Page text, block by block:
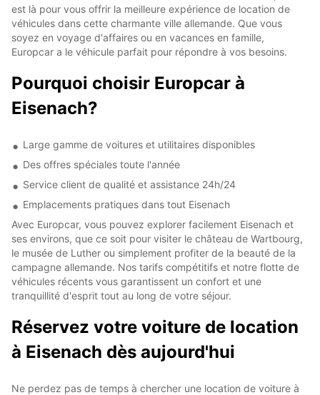
est là pour vous offrir la meilleure expérience de location de
véhicules dans cette charmante ville allemande. Que vous
soyez en voyage d'affaires ou en vacances en famille,
Europcar a le véhicule parfait pour répondre à vos besoins.
Pourquoi choisir Europcar à
Eisenach?
Large gamme de voitures et utilitaires disponibles
Des offres spéciales toute l'année
Service client de qualité et assistance 24h/24
Emplacements pratiques dans tout Eisenach
Avec Europcar, vous pouvez explorer facilement Eisenach et
ses environs, que ce soit pour visiter le château de Wartbourg,
le musée de Luther ou simplement profiter de la beauté de la
campagne allemande. Nos tarifs compétitifs et notre flotte de
véhicules récents vous garantissent un confort et une
tranquillité d'esprit tout au long de votre séjour.
Réservez votre voiture de location
à Eisenach dès aujourd'hui
Ne perdez pas de temps à chercher une location de voiture à